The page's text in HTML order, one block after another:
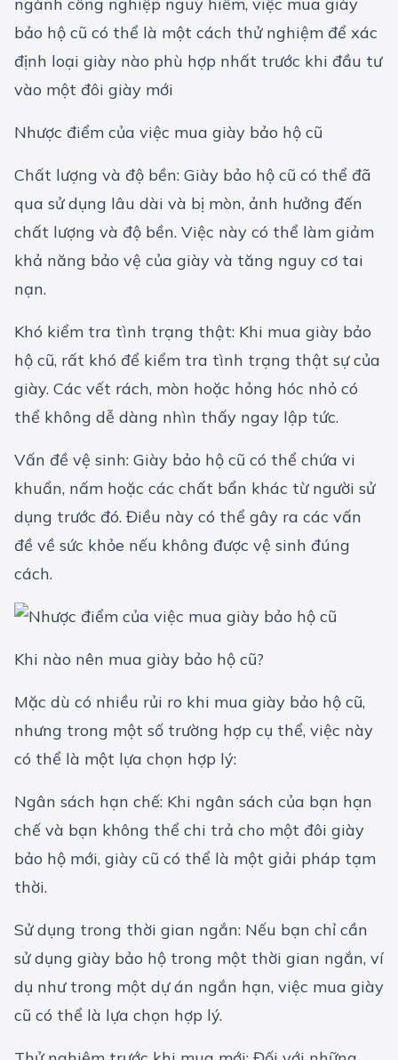
ngành công nghiệp nguy hiểm, việc mua giày
bảo hộ cũ có thể là một cách thử nghiệm để xác
định loại giày nào phù hợp nhất trước khi đầu tư
vào một đôi giày mới
Nhược điểm của việc mua giày bảo hộ cũ
Chất lượng và độ bền: Giày bảo hộ cũ có thể đã
qua sử dụng lâu dài và bị mòn, ảnh hưởng đến
chất lượng và độ bền. Việc này có thể làm giảm
khả năng bảo vệ của giày và tăng nguy cơ tai
nạn.
Khó kiểm tra tình trạng thật: Khi mua giày bảo
hộ cũ, rất khó để kiểm tra tình trạng thật sự của
giày. Các vết rách, mòn hoặc hỏng hóc nhỏ có
thể không dễ dàng nhìn thấy ngay lập tức.
Vấn đề vệ sinh: Giày bảo hộ cũ có thể chứa vi
khuẩn, nấm hoặc các chất bẩn khác từ người sử
dụng trước đó. Điều này có thể gây ra các vấn
đề về sức khỏe nếu không được vệ sinh đúng
cách.
Khi nào nên mua giày bảo hộ cũ?
Mặc dù có nhiều rủi ro khi mua giày bảo hộ cũ,
nhưng trong một số trường hợp cụ thể, việc này
có thể là một lựa chọn hợp lý:
Ngân sách hạn chế: Khi ngân sách của bạn hạn
chế và bạn không thể chi trả cho một đôi giày
bảo hộ mới, giày cũ có thể là một giải pháp tạm
thời.
Sử dụng trong thời gian ngắn: Nếu bạn chỉ cần
sử dụng giày bảo hộ trong một thời gian ngắn, ví
dụ như trong một dự án ngắn hạn, việc mua giày
cũ có thể là lựa chọn hợp lý.